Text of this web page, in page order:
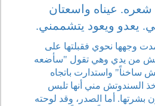
عيناه واسعتان
يعدو ويعود يتشممني.
وجهها نحوي فقبلتها على
من يدي وهي تقول "سأضعه
ساخناً" واستدارت باتجاه
السندوتش مني أنها تلبس
بشرتها. أما الصدر، وقد لوحته